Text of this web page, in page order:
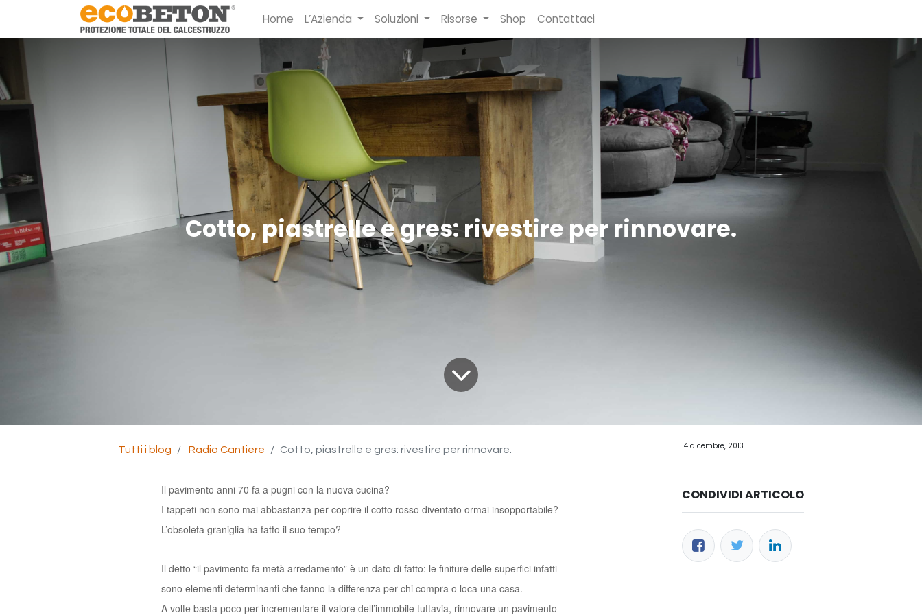
Home L’Azienda Soluzioni Risorse Shop Contattaci
Cotto, piastrelle e gres: rivestire per rinnovare.
Tutti i blog Radio Cantiere Cotto, piastrelle e gres: rivestire per rinnovare.
Il pavimento anni 70 fa a pugni con la nuova cucina?
I tappeti non sono mai abbastanza per coprire il cotto rosso diventato ormai insopportabile?
L’obsoleta graniglia ha fatto il suo tempo?
Il detto “il pavimento fa metà arredamento” è un dato di fatto: le finiture delle superfici infatti
sono elementi determinanti che fanno la differenza per chi compra o loca una casa.
A volte basta poco per incrementare il valore dell’immobile tuttavia, rinnovare un pavimento
14 dicembre, 2013
CONDIVIDI ARTICOLO